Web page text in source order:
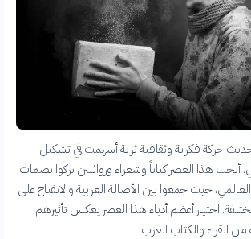
حركة فكرية وثقافية ثرية أسهمت في تشكيل
أنجب هذا العصر كتاباً وشعراء وروائيين تركوا بصمات
حيث جمعوا بين الأصالة العربية والانفتاح على
اختيار أعظم أدباء هذا العصر يعكس تأثيرهم
من القراء والكتاب العرب.